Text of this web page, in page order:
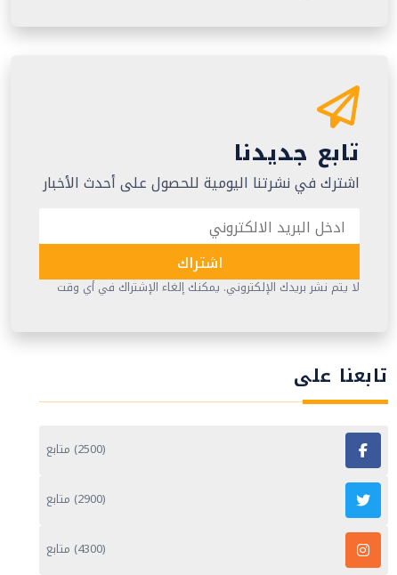
تابع جديدنا
اشترك في نشرتنا اليومية للحصول على أحدث الأخبار
اشتراك
لا يتم نشر بريدك الإلكتروني. يمكنك إلغاء الإشتراك في أي وقت
تابعنا على
(2500) متابع
(2900) متابع
(4300) متابع